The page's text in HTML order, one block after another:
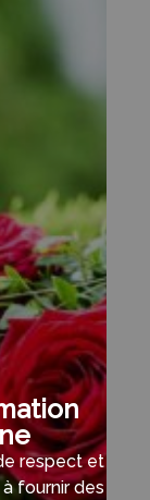
respect et
fournir des